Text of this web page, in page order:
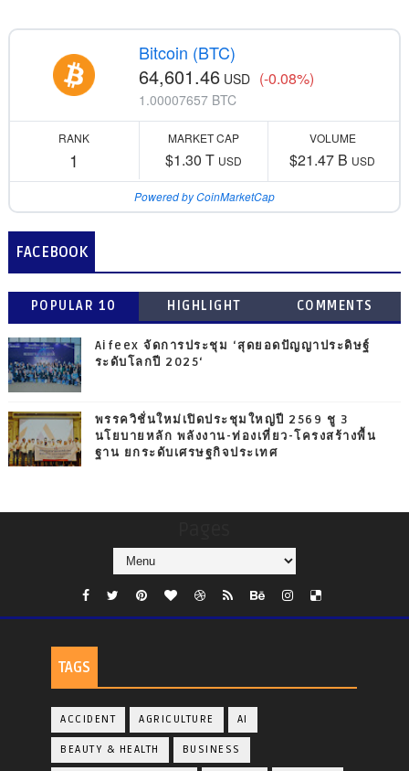
Bitcoin (BTC)
64,601.46 USD (-0.08%)
1.00007657 BTC
RANK
1
MARKET CAP
$1.30 T USD
VOLUME
$21.47 B USD
Powered by CoinMarketCap
FACEBOOK
POPULAR 10 HIGHLIGHT COMMENTS
Aifeex จัดการประชุม ‘สุดยอดปัญญาประดิษฐ์
ระดับโลกปี 2025‘
พรรควิชั่นใหม่เปิดประชุมใหญ่ปี 2569 ชู 3
นโยบายหลัก พลังงาน-ท่องเที่ยว-โครงสร้างพื้น
ฐาน ยกระดับเศรษฐกิจประเทศ
TAGS
ACCIDENT AGRICULTURE AI
BEAUTY & HEALTH BUSINESS